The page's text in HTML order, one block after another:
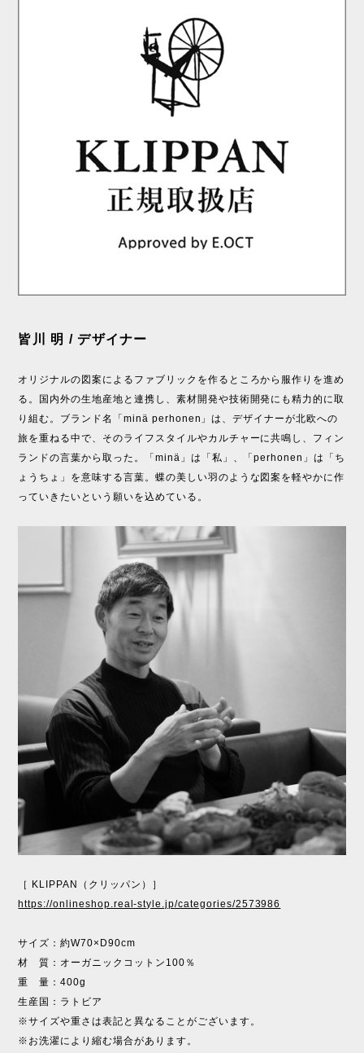
皆川 明 / デザイナー
オリジナルの図案によるファブリックを作るところから服作りを進め
る。国内外の生地産地と連携し、素材開発や技術開発にも精力的に取
り組む。ブランド名「minä perhonen」は、デザイナーが北欧への
旅を重ねる中で、そのライフスタイルやカルチャーに共鳴し、フィン
ランドの言葉から取った。「minä」は「私」、「perhonen」は「ち
ょうちょ」を意味する言葉。蝶の美しい羽のような図案を軽やかに作
っていきたいという願いを込めている。
［ KLIPPAN（クリッパン）］
https://onlineshop.real-style.jp/categories/2573986
サイズ：約W70×D90cm
材 質：オーガニックコットン100％
重 量：400g
生産国：ラトビア
※サイズや重さは表記と異なることがございます。
※お洗濯により縮む場合があります。